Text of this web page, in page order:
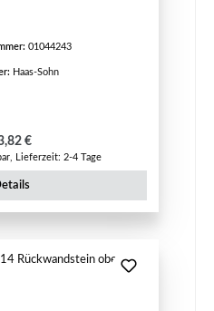
01044243
Haas-Sohn
Preis:
€
Lieferzeit: 2-4 Tage